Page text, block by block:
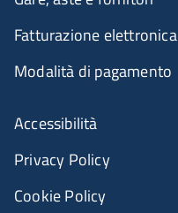
Fatturazione elettronica
Modalità di pagamento
Accessibilità
Privacy Policy
Cookie Policy